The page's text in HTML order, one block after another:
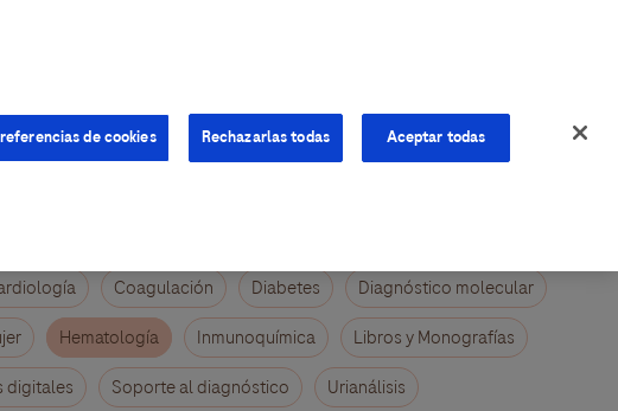
Coagulación Diabetes
Diagnóstico molecular
Hematología Inmunoquímica
Libros y Monografías
digitales Soporte al diagnóstico Urianálisis
de cookies Rechazarlas todas Aceptar todas